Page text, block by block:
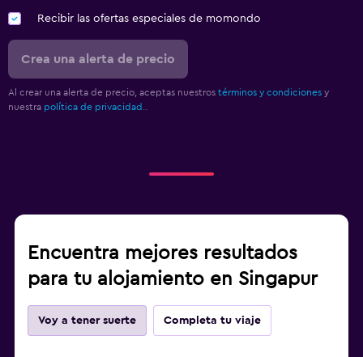
Recibir las ofertas especiales de momondo
Crea una alerta de precio
Al crear una alerta de precio, aceptas nuestros términos y condiciones y
nuestra política de privacidad.
Encuentra mejores resultados
para tu alojamiento en Singapur
Voy a tener suerte Completa tu viaje